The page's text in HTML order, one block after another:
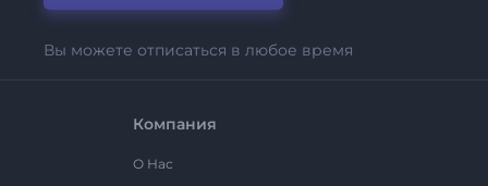
Вы можете отписаться в любое время
Компания
О Нас